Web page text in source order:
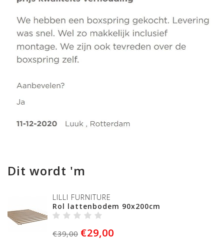
Dit wordt 'm
LILLI FURNITURE
Rol lattenbodem 90x200cm
€39,00 €29,00